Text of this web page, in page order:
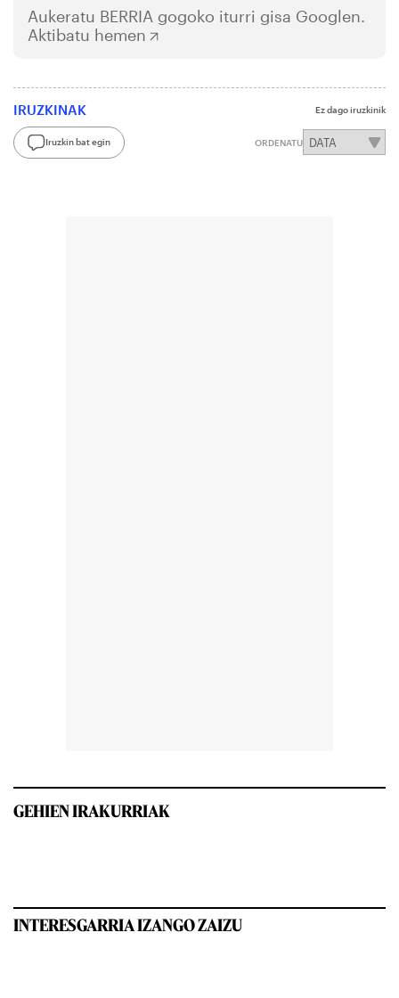
Aukeratu BERRIA gogoko iturri gisa Googlen.
Aktibatu hemen
IRUZKINAK Ez dago iruzkinik
Iruzkin bat egin ORDENATU
GEHIEN IRAKURRIAK
INTERESGARRIA IZANGO ZAIZU